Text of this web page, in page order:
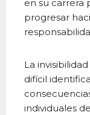
en su carrera
progresar
La
difícil
individuales